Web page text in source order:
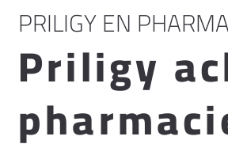
PRILIGY EN
Priligy
Priligy